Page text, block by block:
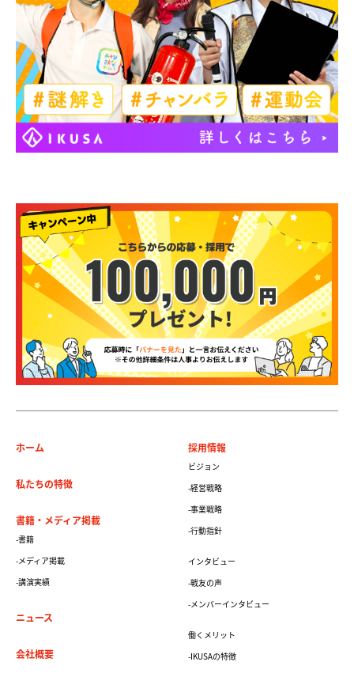
ホーム
私たちの特徴
書籍・メディア掲載
-書籍
-メディア掲載
-講演実績
ニュース
会社概要
採用情報
ビジョン
-経営戦略
-事業戦略
-行動指針
インタビュー
-戦友の声
-メンバーインタビュー
働くメリット
-IKUSAの特徴